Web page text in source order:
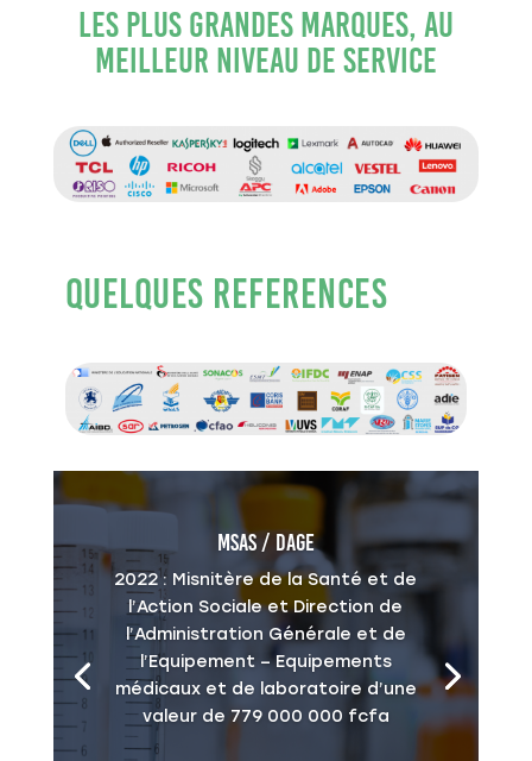
Les plus grandes marques, au
meilleur niveau de service
QUELQUES REFERENCES
MSAS / DAGE
2022 : Misnitère de la Santé et de
l’Action Sociale et Direction de
l’Administration Générale et de
l’Equipement – Equipements
médicaux et de laboratoire d’une
valeur de 779 000 000 fcfa